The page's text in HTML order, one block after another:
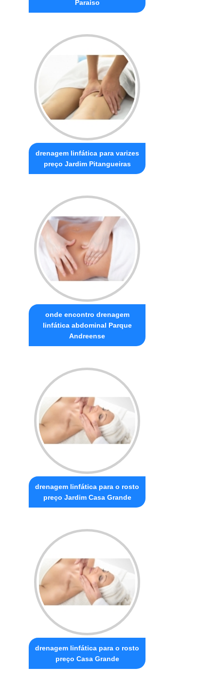
Paraíso
drenagem linfática para varizes
preço Jardim Pitangueiras
onde encontro drenagem
linfática abdominal Parque
Andreense
drenagem linfática para o rosto
preço Jardim Casa Grande
drenagem linfática para o rosto
preço Casa Grande